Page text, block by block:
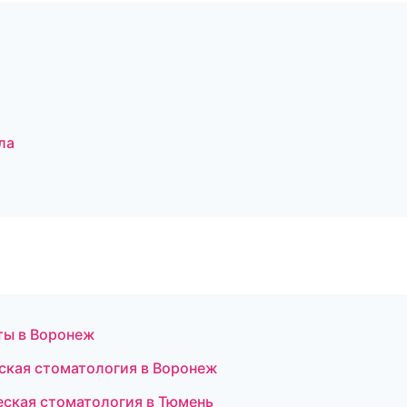
в Воронеж
стоматология в Воронеж
стоматология в Тюмень